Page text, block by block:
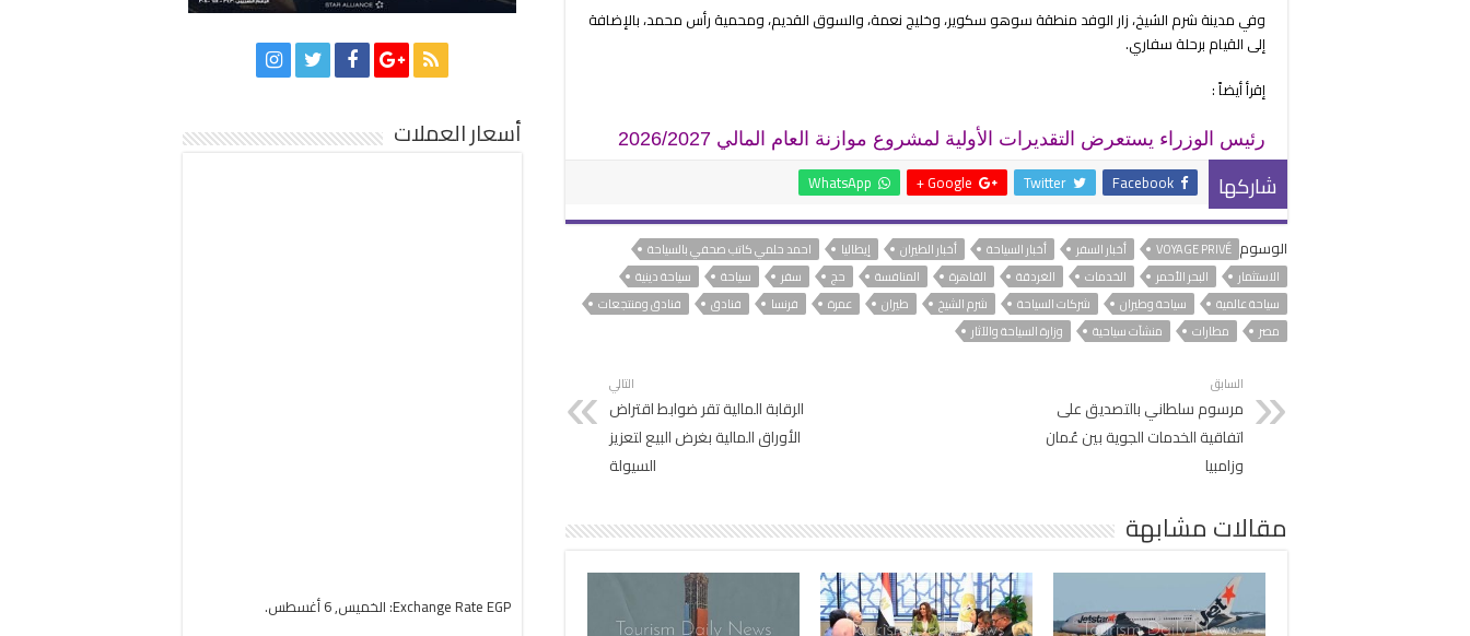
وفي مدينة شرم الشيخ، زار الوفد منطقة سوهو سكوير، وخليج نعمة، والسوق القديم، ومحمية رأس محمد، بالإضافة
إلى القيام برحلة سفاري.
إقرأ أيضاً :
رئيس الوزراء يستعرض التقديرات الأولية لمشروع موازنة العام المالي 2026/2027
شاركها Facebook
Twitter
Google +
WhatsApp
الوسوم VOYAGE PRIVÉ أخبار السفر أخبار السياحة أخبار الطيران إيطاليا
احمد حلمي كاتب صحفي بالسياحة
الاستثمار
البحر الأحمر الخدمات الغردقة القاهرة المنافسة حج سفر سياحة
سياحة دينية
سياحة عالمية
سياحة وطيران شركات السياحة شرم الشيخ طيران عمرة فرنسا فنادق
فنادق ومنتجعات
مصر
مطارات منشآت سياحية وزارة السياحة والآثار
السابق
مرسوم سلطاني بالتصديق على
اتفاقية الخدمات الجوية بين عُمان
وزامبيا
التالي
الرقابة المالية تقر ضوابط اقتراض
الأوراق المالية بغرض البيع لتعزيز
السيولة
مقالات مشابهة
أسعار العملات
Exchange Rate EGP : الخميس, 6 أغسطس.